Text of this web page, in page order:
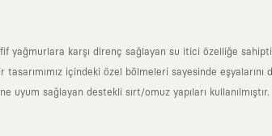
yağmurlara karşı direnç sağlayan su itici özelliğe
içindeki özel bölmeleri sayesinde eşyalarını
sağlayan destekli sırt/omuz yapıları kullanılmıştır.